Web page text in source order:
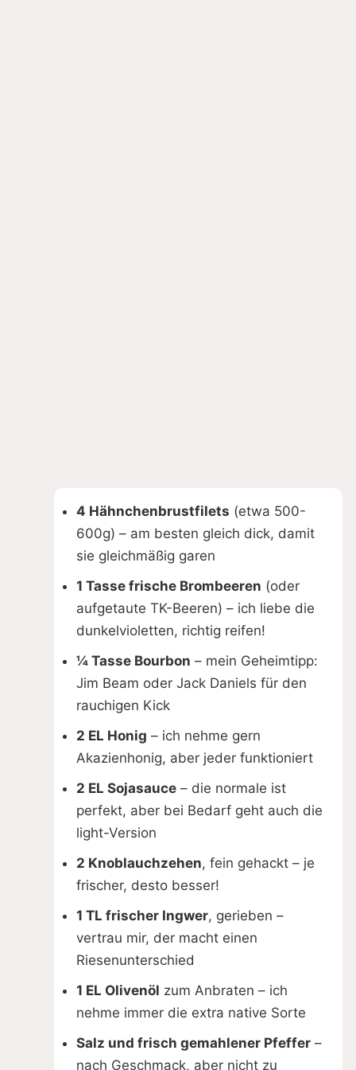
4 Hähnchenbrustfilets (etwa 500-
600g) – am besten gleich dick, damit
sie gleichmäßig garen
1 Tasse frische Brombeeren (oder
aufgetaute TK-Beeren) – ich liebe die
dunkelvioletten, richtig reifen!
¼ Tasse Bourbon – mein Geheimtipp:
Jim Beam oder Jack Daniels für den
rauchigen Kick
2 EL Honig – ich nehme gern
Akazienhonig, aber jeder funktioniert
2 EL Sojasauce – die normale ist
perfekt, aber bei Bedarf geht auch die
light-Version
2 Knoblauchzehen, fein gehackt – je
frischer, desto besser!
1 TL frischer Ingwer, gerieben –
vertrau mir, der macht einen
Riesenunterschied
1 EL Olivenöl zum Anbraten – ich
nehme immer die extra native Sorte
Salz und frisch gemahlener Pfeffer –
nach Geschmack, aber nicht zu